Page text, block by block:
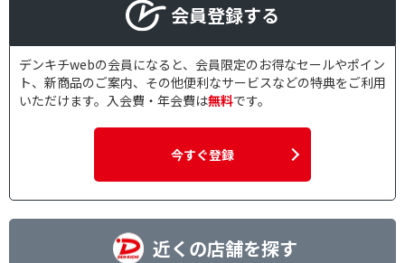
会員登録する
デンキチwebの会員になると、会員限定のお得なセールやポイン
ト、新商品のご案内、その他便利なサービスなどの特典をご利用
いただけます。入会費・年会費は無料です。
今すぐ登録
近くの店舗を探す